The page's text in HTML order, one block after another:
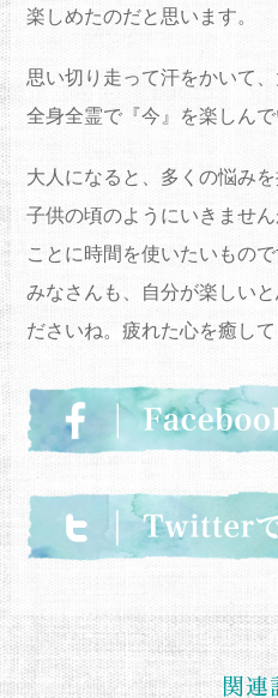
楽しめたのだと思います。
思い切り走って汗をかいて、
全身全霊で『今』を楽しんで
大人になると、多くの悩み
子供の頃のようにいきませ
ことに時間を使いたいもので
みなさんも、自分が楽しい
ださいね。疲れた心を癒して